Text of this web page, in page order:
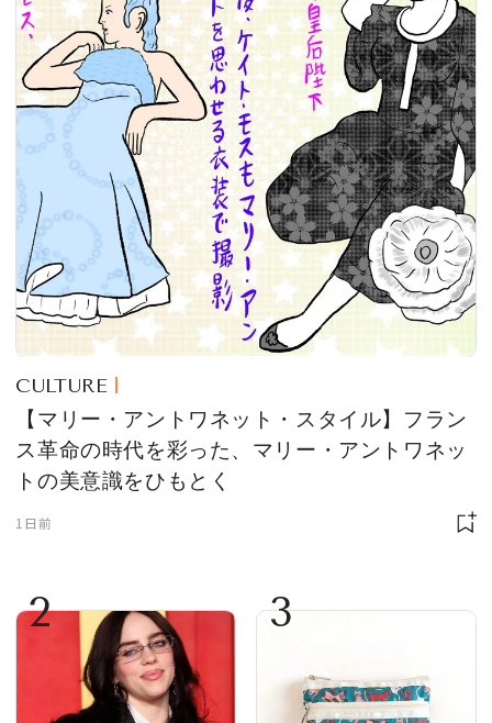
CULTURE
【マリー・アントワネット・スタイル】フラン
ス革命の時代を彩った、マリー・アントワネッ
トの美意識をひもとく
1日前
2 3